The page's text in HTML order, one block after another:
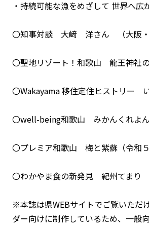
・持続可能な漁をめざして 世界へ広
〇知事対談 大﨑 洋さん （大阪・
〇聖地リゾート！和歌山 龍王神社
〇Wakayama 移住定住ヒストリー
〇well-being和歌山 みかんくれよん
〇プレミア和歌山 梅と紫蘇（令和
〇わかやま食の新発見 紀州てまり
※本誌は県WEBサイトでご覧いただ
ダー向けに制作しているため、一般